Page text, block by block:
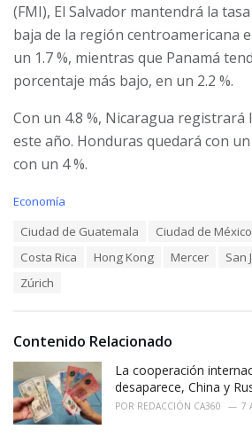
(FMI), El Salvador mantendrá la
baja de la región centroamericana
un 1.7 %, mientras que Panamá
porcentaje más bajo, en un 2.2 %.
Con un 4.8 %, Nicaragua registrará
este año. Honduras quedará con un
con un 4 %.
C
s
:
Economía
Ciudad de Guatemala Ciudad de México
Costa Rica
Hong Kong Mercer San
Zúrich
Contenido Relacionado
La cooperación
desaparece, China y
POR REDACCIÓN CA360 7